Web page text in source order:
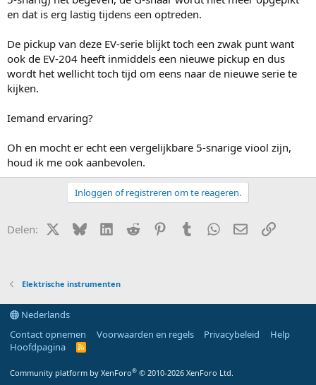
en dat is erg lastig tijdens een optreden.
De pickup van deze EV-serie blijkt toch een zwak punt want
ook de EV-204 heeft inmiddels een nieuwe pickup en dus
wordt het wellicht toch tijd om eens naar de nieuwe serie te
kijken.
Iemand ervaring?
Oh en mocht er echt een vergelijkbare 5-snarige viool zijn,
houd ik me ook aanbevolen.
Inloggen of registreren om te reageren.
Delen: X (Twitter)
BlueskyLinkedIn
Reddit PinterestTumblr WhatsApp
E-mailLink
Elektrische instrumenten
Nederlands
Contact opnemen
Voorwaarden en regels Privacybeleid
Help
Hoofdpagina
R
Community platform by XenForo® © 2010-2026 XenForo Ltd.